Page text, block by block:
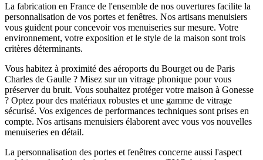
La fabrication en France de l'ensemble de nos ouvertures facilite la
personnalisation de vos portes et fenêtres. Nos artisans menuisiers
vous guident pour concevoir vos menuiseries sur mesure. Votre
environnement, votre exposition et le style de la maison sont trois
critères déterminants.
Vous habitez à proximité des aéroports du Bourget ou de Paris
Charles de Gaulle ? Misez sur un vitrage phonique pour vous
préserver du bruit. Vous souhaitez protéger votre maison à Gonesse
? Optez pour des matériaux robustes et une gamme de vitrage
sécurisé. Vos exigences de performances techniques sont prises en
compte. Nos artisans menuisiers élaborent avec vous vos nouvelles
menuiseries en détail.
La personnalisation des portes et fenêtres concerne aussi l'aspect